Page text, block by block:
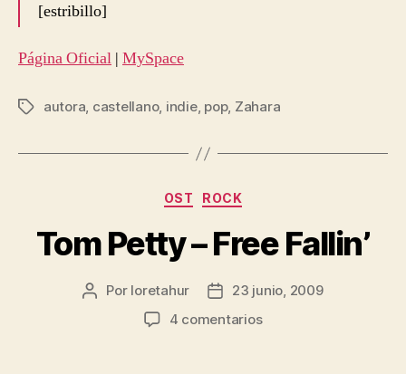
[estribillo]
Página Oficial | MySpace
Etiquetas
autora, castellano, indie, pop, Zahara
Categorías
OST ROCK
Tom Petty – Free Fallin’
Autor
Por loretahur
Fecha23 junio, 2009
4 comentariosen